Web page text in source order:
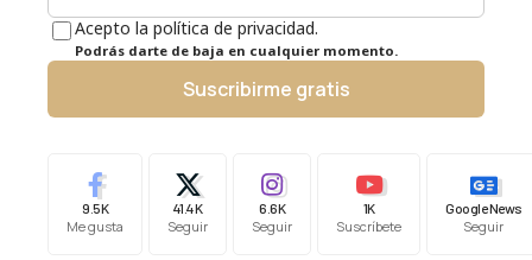
Acepto la política de privacidad.
Podrás darte de baja en cualquier momento.
Suscribirme gratis
9.5K
Me gusta
41.4K
Seguir
6.6K
Seguir
1K
Suscríbete
Google News
Seguir